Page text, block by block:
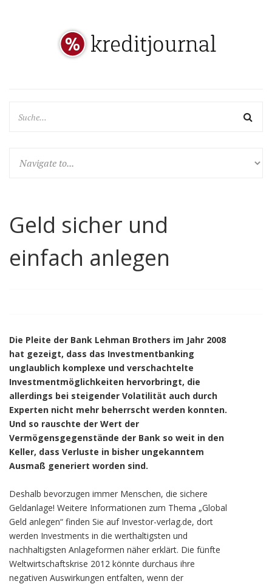
Geld sicher und
einfach anlegen
Die Pleite der Bank Lehman Brothers im Jahr 2008
hat gezeigt, dass das Investmentbanking
unglaublich komplexe und verschachtelte
Investmentmöglichkeiten hervorbringt, die
allerdings bei steigender Volatilität auch durch
Experten nicht mehr beherrscht werden konnten.
Und so rauschte der Wert der
Vermögensgegenstände der Bank so weit in den
Keller, dass Verluste in bisher ungekanntem
Ausmaß generiert worden sind.
Deshalb bevorzugen immer Menschen, die sichere
Geldanlage! Weitere Informationen zum Thema „Global
Geld anlegen“ finden Sie auf Investor-verlag.de, dort
werden Investments in die werthaltigsten und
nachhaltigsten Anlageformen näher erklärt. Die fünfte
Weltwirtschaftskrise 2012 könnte durchaus ihre
negativen Auswirkungen entfalten, wenn der